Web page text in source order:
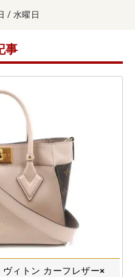
/ 水曜日
事
ヴィトン カーフレザー×